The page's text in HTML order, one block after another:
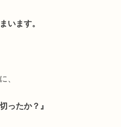
います。
、
ったか？』